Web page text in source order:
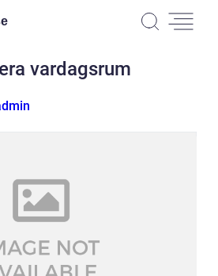
vardagsrum